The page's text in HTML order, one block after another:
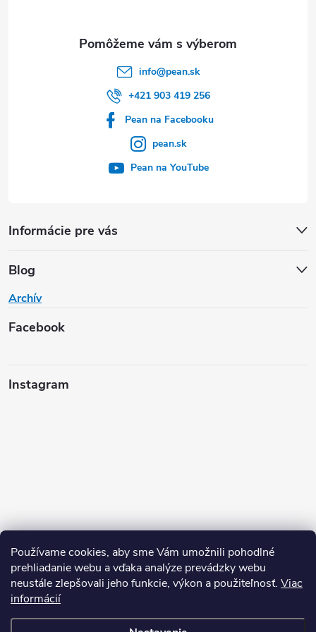
Používame cookies, aby sme Vám umožnili pohodlné
prehliadanie webu a vďaka analýze prevádzky webu
neustále zlepšovali jeho funkcie, výkon a použiteľnosť. Viac
informácií
Informácie pre vás
Blog
Archív
Facebook
info@pean.sk
+421 903 419 256
Pean na Facebooku
pean.sk
Pean na YouTube
Instagram
Sledovať na Instagrame